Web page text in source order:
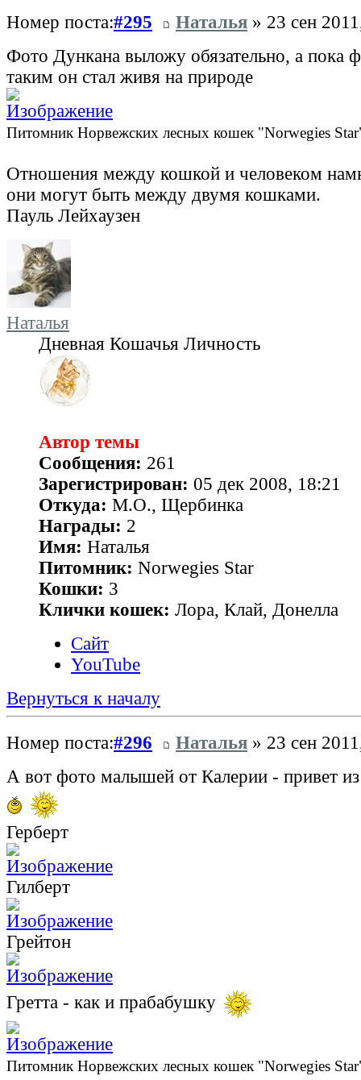
Номер поста:#295 Наталья » 23 сен
Фото Дункана выложу обязательно, а
таким он стал живя на природе
Питомник Норвежских лесных кошек "Norwegies
Отношения между кошкой и человеком
они могут быть между двумя кошками.
Пауль Лейхаузен
Наталья
Дневная Кошачья Личность
Автор темы
Сообщения: 261
Зарегистрирован: 05 дек 2008, 18:21
Откуда: М.О., Щербинка
Награды: 2
Имя: Наталья
Питомник: Norwegies Star
Кошки: 3
Клички кошек: Лора, Клай, Донелла
Сайт
YouTube
Вернуться к началу
Номер поста:#296 Наталья » 23 сен
А вот фото малышей от Калерии - привет
Герберт
Гилберт
Грейтон
Гретта - как и прабабушку
Питомник Норвежских лесных кошек "Norwegies